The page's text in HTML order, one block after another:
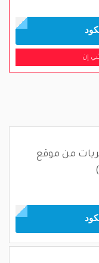
شي إن
من موقع